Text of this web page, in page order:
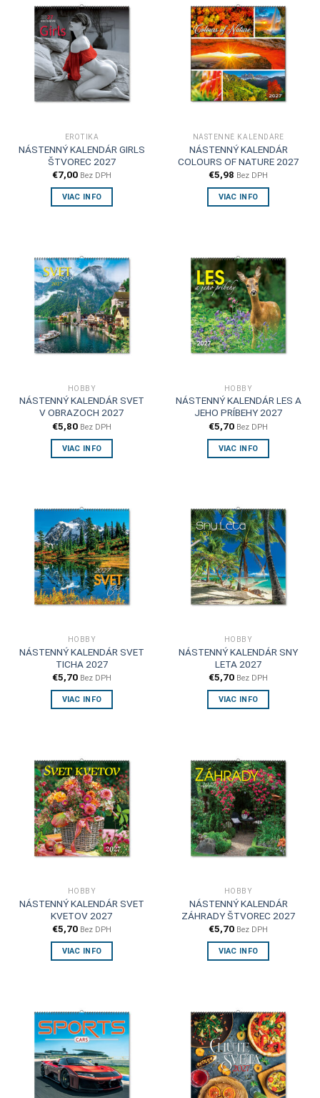
EROTIKA
NÁSTENNÝ KALENDÁR GIRLS
ŠTVOREC 2027
€7,00 Bez DPH
VIAC INFO
NÁSTENNÉ KALENDÁRE
NÁSTENNÝ KALENDÁR
COLOURS OF NATURE 2027
€5,98 Bez DPH
VIAC INFO
HOBBY
NÁSTENNÝ KALENDÁR SVET
V OBRAZOCH 2027
€5,80 Bez DPH
VIAC INFO
HOBBY
NÁSTENNÝ KALENDÁR LES A
JEHO PRÍBEHY 2027
€5,70 Bez DPH
VIAC INFO
HOBBY
NÁSTENNÝ KALENDÁR SVET
TICHA 2027
€5,70 Bez DPH
VIAC INFO
HOBBY
NÁSTENNÝ KALENDÁR SNY
LETA 2027
€5,70 Bez DPH
VIAC INFO
HOBBY
NÁSTENNÝ KALENDÁR SVET
KVETOV 2027
€5,70 Bez DPH
VIAC INFO
HOBBY
NÁSTENNÝ KALENDÁR
ZÁHRADY ŠTVOREC 2027
€5,70 Bez DPH
VIAC INFO